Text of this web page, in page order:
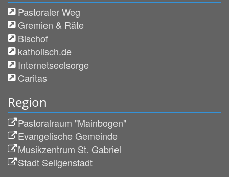
Pastoraler Weg
Gremien & Räte
Bischof
katholisch.de
Internetseelsorge
Caritas
Region
Pastoralraum "Mainbogen"
Evangelische Gemeinde
Musikzentrum St. Gabriel
Stadt Seligenstadt